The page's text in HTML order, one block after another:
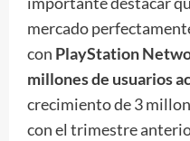
mercado
con PlayStation
millones de usuarios
crecimiento de 3
con el trimestre